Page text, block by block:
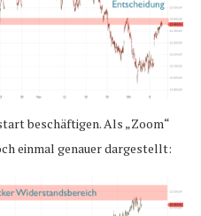
beschäftigen. Als „Zoom“
einmal genauer dargestellt: